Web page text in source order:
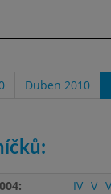
Duben 2010
IV V